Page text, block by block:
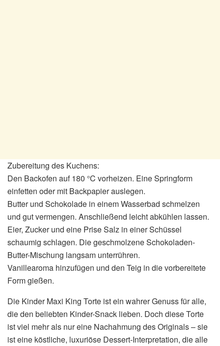
Zubereitung des Kuchens:
Den Backofen auf 180 °C vorheizen. Eine Springform
einfetten oder mit Backpapier auslegen.
Butter und Schokolade in einem Wasserbad schmelzen
und gut vermengen. Anschließend leicht abkühlen lassen.
Eier, Zucker und eine Prise Salz in einer Schüssel
schaumig schlagen. Die geschmolzene Schokoladen-
Butter-Mischung langsam unterrühren.
Vanillearoma hinzufügen und den Teig in die vorbereitete
Form gießen.
Die Kinder Maxi King Torte ist ein wahrer Genuss für alle,
die den beliebten Kinder-Snack lieben. Doch diese Torte
ist viel mehr als nur eine Nachahmung des Originals – sie
ist eine köstliche, luxuriöse Dessert-Interpretation, die alle